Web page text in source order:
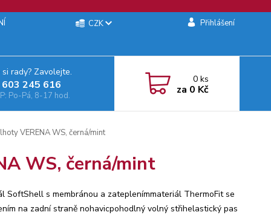
CZK Přihlášení
rady? Zavolejte.
245 616‬
Po-Pá, 8-17 hod.
0ks
za 0 Kč
VERENA WS, černá/mint
WS, černá/mint
SoftShell s membránou a zateplenímmateriál ThermoFit se
na zadní straně nohavicpohodlný volný střihelastický pas